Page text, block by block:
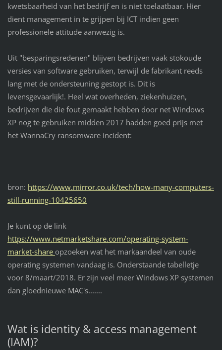
kwetsbaarheid van het bedrijf en is niet toelaatbaar. Hier
dient management in te grijpen bij ICT indien geen
professionele attitude aanwezig is.
Uit "besparingsredenen" blijven bedrijven vaak stokoude
versies van software gebruiken, terwijl de fabrikant reeds
lang met de ondersteuning gestopt is. Dit is
levensgevaarlijk!. Heel wat overheden, ziekenhuizen,
bedrijven die die fout gemaakt hebben door net Windows
XP nog te gebruiken midden 2017 hadden goed prijs met
het WannaCry ransomware incident:
bron: https://www.mirror.co.uk/tech/how-many-computers-
still-running-10425650
Je kunt op de link
https://www.netmarketshare.com/operating-system-
market-share opzoeken wat het markaandeel van oude
operating systemen vandaag is. Onderstaande tabelletje
voor 8/maart/2018. Er zijn veel meer Windows XP systemen
dan gloednieuwe MAC's.......
Wat is identity & access management
(IAM)?